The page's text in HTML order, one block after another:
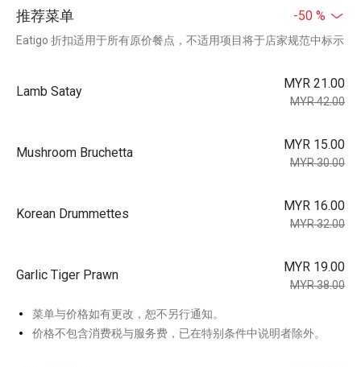
推荐菜单 -50 %
Eatigo 折扣适用于所有原价餐点，不适用项目将于店家规范中标示
Lamb Satay
MYR 21.00
MYR 42.00
Mushroom Bruchetta
MYR 15.00
MYR 30.00
Korean Drummettes
MYR 16.00
MYR 32.00
Garlic Tiger Prawn
MYR 19.00
MYR 38.00
菜单与价格如有更改，恕不另行通知。
价格不包含消费税与服务费，已在特别条件中说明者除外。